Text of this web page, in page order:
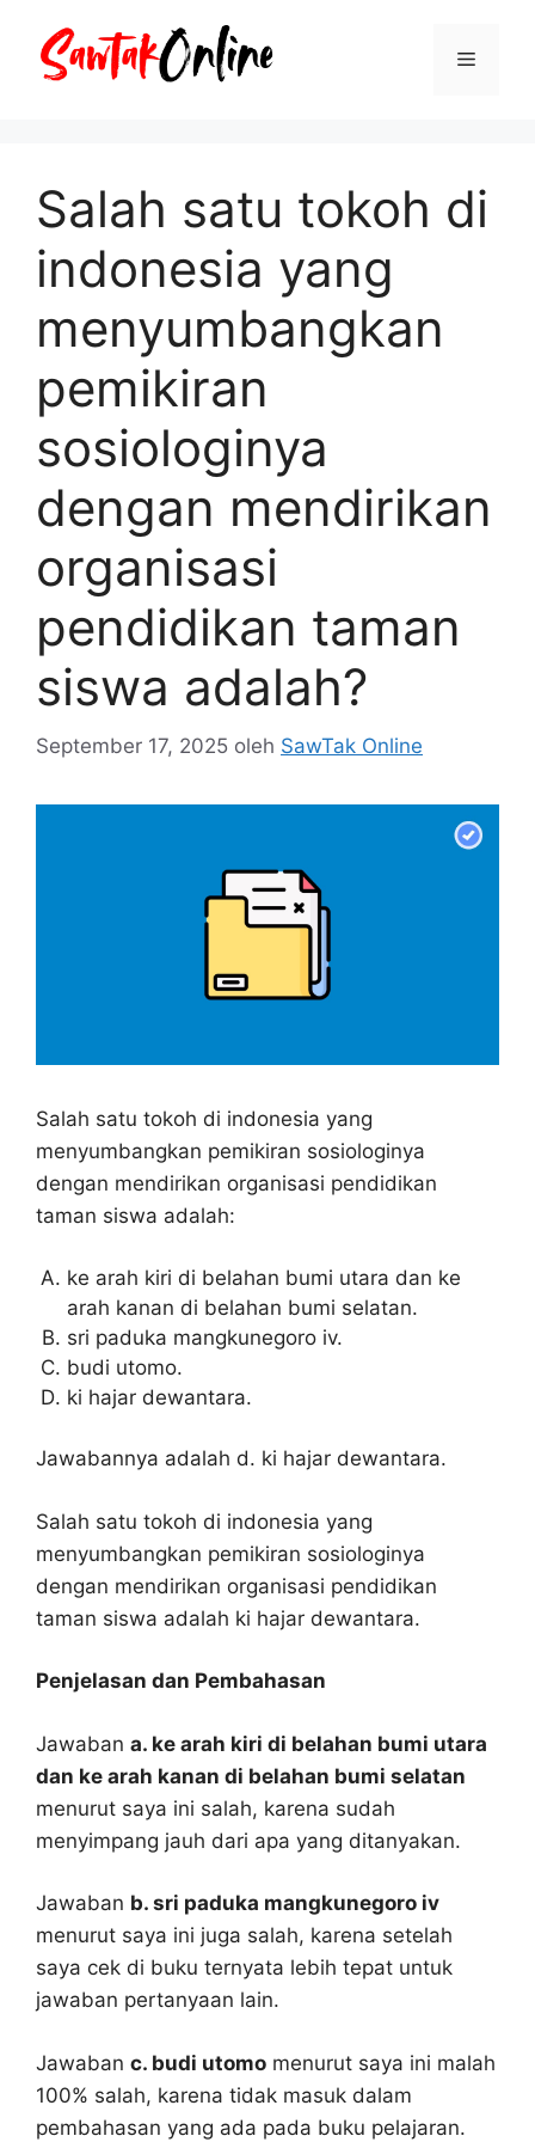
Menu
Salah satu tokoh di
indonesia yang
menyumbangkan
pemikiran
sosiologinya
dengan mendirikan
organisasi
pendidikan taman
siswa adalah?
September 17, 2025 oleh SawTak Online
Salah satu tokoh di indonesia yang
menyumbangkan pemikiran sosiologinya
dengan mendirikan organisasi pendidikan
taman siswa adalah:
ke arah kiri di belahan bumi utara dan ke
arah kanan di belahan bumi selatan.
sri paduka mangkunegoro iv.
budi utomo.
ki hajar dewantara.
Jawabannya adalah d. ki hajar dewantara.
Salah satu tokoh di indonesia yang
menyumbangkan pemikiran sosiologinya
dengan mendirikan organisasi pendidikan
taman siswa adalah ki hajar dewantara.
Penjelasan dan Pembahasan
Jawaban a. ke arah kiri di belahan bumi utara
dan ke arah kanan di belahan bumi selatan
menurut saya ini salah, karena sudah
menyimpang jauh dari apa yang ditanyakan.
Jawaban b. sri paduka mangkunegoro iv
menurut saya ini juga salah, karena setelah
saya cek di buku ternyata lebih tepat untuk
jawaban pertanyaan lain.
Jawaban c. budi utomo menurut saya ini malah
100% salah, karena tidak masuk dalam
pembahasan yang ada pada buku pelajaran.